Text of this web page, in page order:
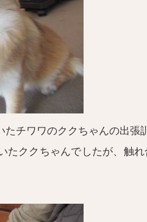
チワワのククちゃんの出張
たククちゃんでしたが、触